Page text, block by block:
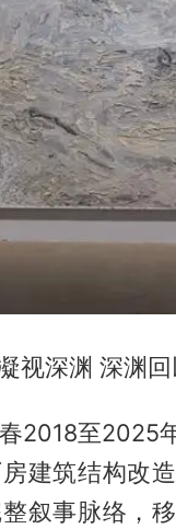
视深渊 深渊回
2018至2025
建筑结构改
叙事脉络，